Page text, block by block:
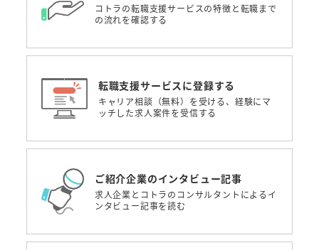
コトラの転職支援サービスの特徴と転職まで
の流れを確認する
転職支援サービスに登録する
キャリア相談（無料）を受ける、経験にマ
ッチした求人案件を受信する
ご紹介企業のインタビュー記事
求人企業とコトラのコンサルタントによるイ
ンタビュー記事を読む